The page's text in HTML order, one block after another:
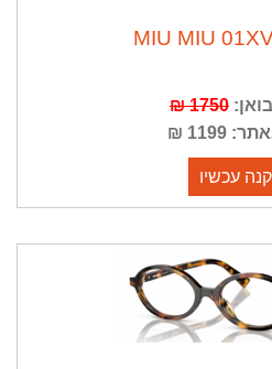
MIU MIU
1750 ₪
1199 ₪
קנה עכשיו